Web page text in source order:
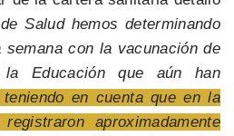
Salud hemos determinando
con la vacunación de
Educación que aún han
teniendo en cuenta que en la
aproximadamente